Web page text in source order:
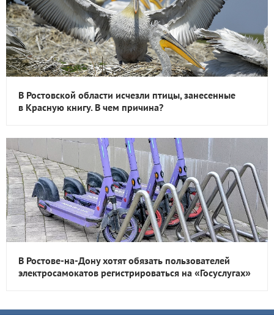
В Ростовской области исчезли птицы, занесенные
в Красную книгу. В чем причина?
В Ростове-на-Дону хотят обязать пользователей
электросамокатов регистрироваться на «Госуслугах»